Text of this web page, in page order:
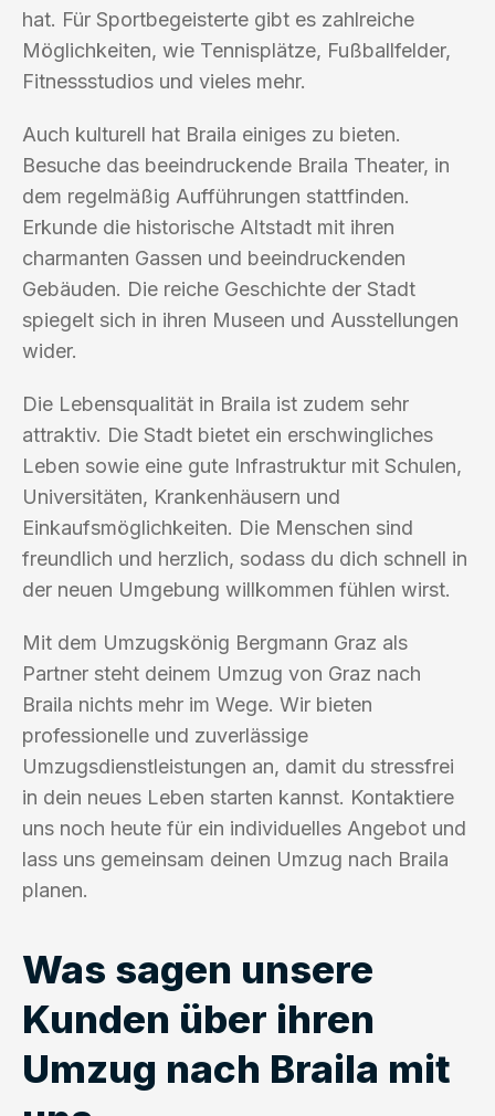
hat. Für Sportbegeisterte gibt es zahlreiche
Möglichkeiten, wie Tennisplätze, Fußballfelder,
Fitnessstudios und vieles mehr.
Auch kulturell hat Braila einiges zu bieten.
Besuche das beeindruckende Braila Theater, in
dem regelmäßig Aufführungen stattfinden.
Erkunde die historische Altstadt mit ihren
charmanten Gassen und beeindruckenden
Gebäuden. Die reiche Geschichte der Stadt
spiegelt sich in ihren Museen und Ausstellungen
wider.
Die Lebensqualität in Braila ist zudem sehr
attraktiv. Die Stadt bietet ein erschwingliches
Leben sowie eine gute Infrastruktur mit Schulen,
Universitäten, Krankenhäusern und
Einkaufsmöglichkeiten. Die Menschen sind
freundlich und herzlich, sodass du dich schnell in
der neuen Umgebung willkommen fühlen wirst.
Mit dem Umzugskönig Bergmann Graz als
Partner steht deinem Umzug von Graz nach
Braila nichts mehr im Wege. Wir bieten
professionelle und zuverlässige
Umzugsdienstleistungen an, damit du stressfrei
in dein neues Leben starten kannst. Kontaktiere
uns noch heute für ein individuelles Angebot und
lass uns gemeinsam deinen Umzug nach Braila
planen.
Was sagen unsere
Kunden über ihren
Umzug nach Braila mit